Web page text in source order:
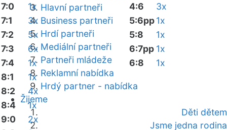
Hlavní partneři
Business partneři
Hrdí partneři
Mediální partneři
Partneři mládeže
Reklamní nabídka
Hrdý partner - nabídka
Žijeme
Děti dětem
Jsme jedna rodina
7:0
1x
7:1
3x
7:2
5x
7:3
6x
7:4
1x
8:1
1x
8:2
4x
8:4
1x
9:0
2x
4:6
3x
5:6pp1x
5:8
1x
6:7pp 1x
6:8
1x